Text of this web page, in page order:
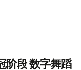
阶段 数字舞蹈